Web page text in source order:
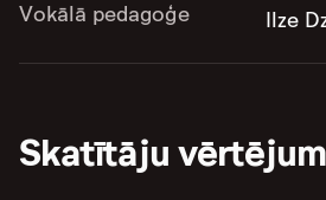
Vokālā pedagoģe Ilze
Skatītāju